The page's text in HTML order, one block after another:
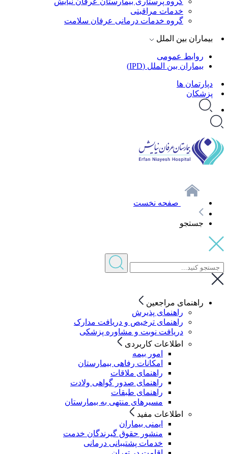
خدمات مراقبتی
گروه خدمات درمانی عرفان سلامت
بیماران بین الملل
روابط عمومی
بیماران بین الملل (IPD)
دپارتمان ها
پزشکان
صفحه نخست
جستجو
راهنمای مراجعین
راهنمای پذیرش
راهنمای ترخیص و دریافت مدارک
دریافت نوبت و مشاوره پزشکی
اطلاعات کاربردی
امور بیمه
امکانات رفاهی بیمارستان
راهنمای ملاقات
راهنمای صدور گواهی ولادت
راهنمای طبقات
مسیرهای منتهی به بیمارستان
اطلاعات مفید
ایمنی بیماران
منشور حقوق گیرندگان خدمت
خدمات پشتیبانی درمانی